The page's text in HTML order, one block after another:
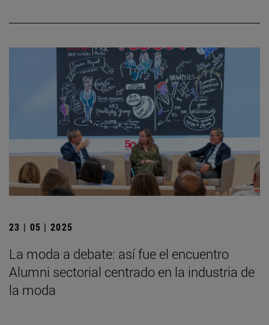
23 | 05 | 2025
La moda a debate: así fue el encuentro
Alumni sectorial centrado en la industria de
la moda